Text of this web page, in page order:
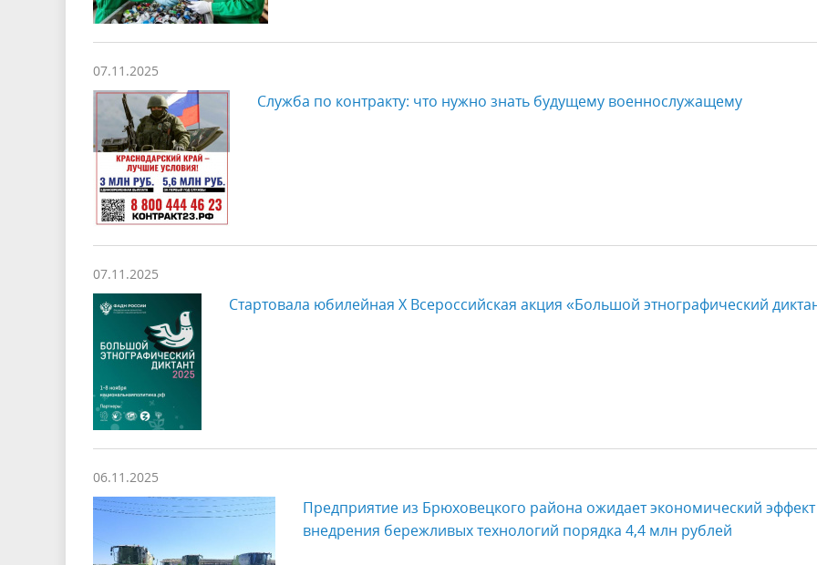
07.11.2025
Служба по контракту: что нужно знать будущему военнослужащему
07.11.2025
Стартовала юбилейная X Всероссийская акция «Большой этнографический
06.11.2025
Предприятие из Брюховецкого района ожидает экономический эффект
внедрения бережливых технологий порядка 4,4 млн рублей